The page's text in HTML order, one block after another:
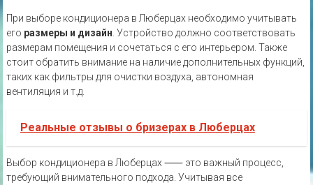
При выборе кондиционера в Люберцах необходимо учитывать
его размеры и дизайн . Устройство должно соответствовать
размерам помещения и сочетаться с его интерьером. Также
стоит обратить внимание на наличие дополнительных функций,
таких как фильтры для очистки воздуха, автономная
вентиляция и т.д.
Реальные отзывы о бризерах в Люберцах
Выбор кондиционера в Люберцах ⸺ это важный процесс,
требующий внимательного подхода. Учитывая все